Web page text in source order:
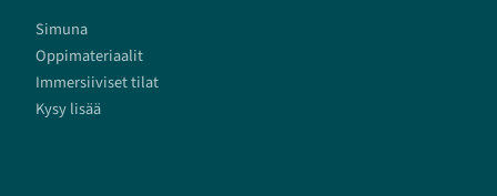
Simuna
Oppimateriaalit
Immersiiviset tilat
Kysy lisää